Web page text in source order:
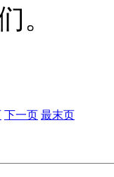
。
下一页 最末页